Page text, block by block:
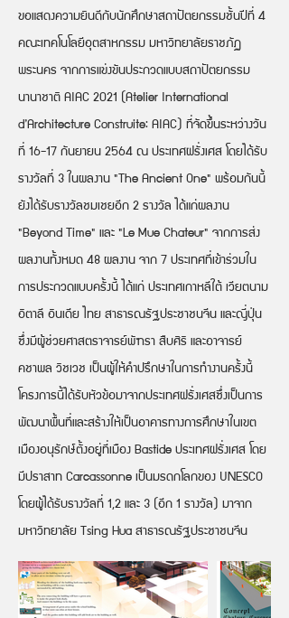
ขอแสดงความยินดีกับนักศึกษาสถาปัตยกรรมชั้นปีที่ 4
คณะเทคโนโลยีอุตสาหกรรม มหาวิทยาลัยราชภัฏ
พระนคร จากการแข่งขันประกวดแบบสถาปัตยกรรม
นานาชาติ AIAC 2021 (Atelier International
d’Architecture Construite: AIAC) ที่จัดขึ้นระหว่างวัน
ที่ 16-17 กันยายน 2564 ณ ประเทศฝรั่งเศส โดยได้รับ
รางวัลที่ 3 ในผลงาน "The Ancient One" พร้อมกันนี้
ยังได้รับรางวัลชมเชยอีก 2 รางวัล ได้แก่ผลงาน
"Beyond Time" และ "Le Mue Chateur" จากการส่ง
ผลงานทั้งหมด 48 ผลงาน จาก 7 ประเทศที่เข้าร่วมใน
การประกวดแบบครั้งนี้ ได้แก่ ประเทศเกาหลีใต้ เวียตนาม
อิตาลี อินเดีย ไทย สาธารณรัฐประชาชนจีน และญี่ปุ่น
ซึ่งมีผู้ช่วยศาสตราจารย์พัฑรา สืบศิริ และอาจารย์
คชาพล วิชเวช เป็นผู้ให้คำปรึกษาในการทำงานครั้งนี้
โครงการนี้ได้รับหัวข้อมาจากประเทศฝรั่งเศสซึ่งเป็นการ
พัฒนาพื้นที่และสร้างให้เป็นอาคารทางการศึกษาในเขต
เมืองอนุรักษ์ตั้งอยู่ที่เมือง Bastide ประเทศฝรั่งเศส โดย
มีปราสาท Carcassonne เป็นมรดกโลกของ UNESCO
โดยผู้ได้รับรางวัลที่ 1,2 และ 3 (อีก 1 รางวัล) มาจาก
มหาวิทยาลัย Tsing Hua สาธารณรัฐประชาชนจีน